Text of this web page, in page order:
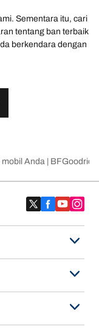
Sementara itu, cari
tentang ban terbaik
berkendara dengan
Anda |